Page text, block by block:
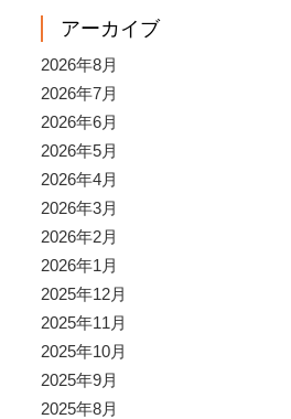
アーカイブ
2026年8月
2026年7月
2026年6月
2026年5月
2026年4月
2026年3月
2026年2月
2026年1月
2025年12月
2025年11月
2025年10月
2025年9月
2025年8月